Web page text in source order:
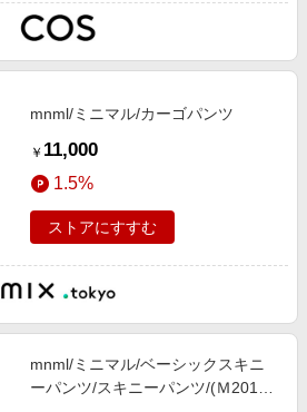
mnml/ミニマル/カーゴパンツ
￥ 11,000
1.5%
ストアにすすむ
mnml/ミニマル/ベーシックスキニ
ーパンツ/スキニーパンツ/(Ｍ2019-